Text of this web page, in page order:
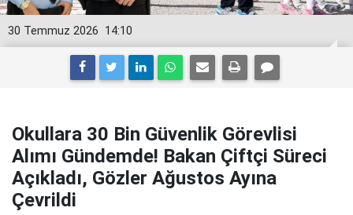
14:10
30 Temmuz 2026
Okullara 30 Bin Güvenlik Görevlisi
Alımı Gündemde! Bakan Çiftçi Süreci
Açıkladı, Gözler Ağustos Ayına
Çevrildi